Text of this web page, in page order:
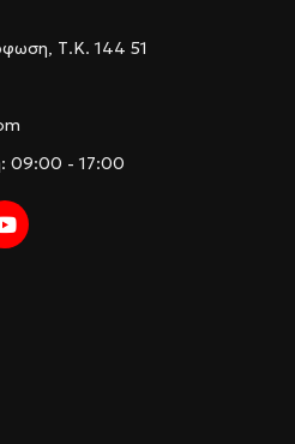
Τ.Κ. 144 51
09:00 - 17:00